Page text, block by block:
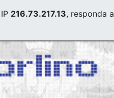
216.73.217.13, responda